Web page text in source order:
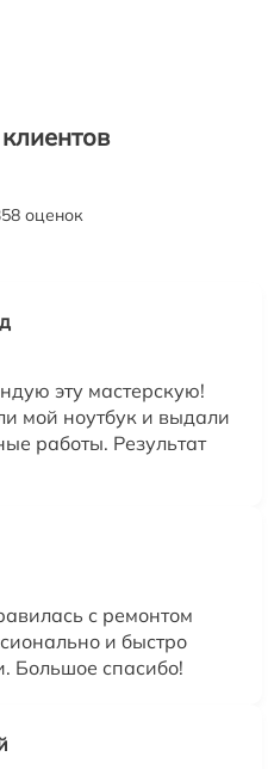
оценок
эту мастерскую!
мой ноутбук и выдали
работы. Результат
с ремонтом
и быстро
Большое спасибо!